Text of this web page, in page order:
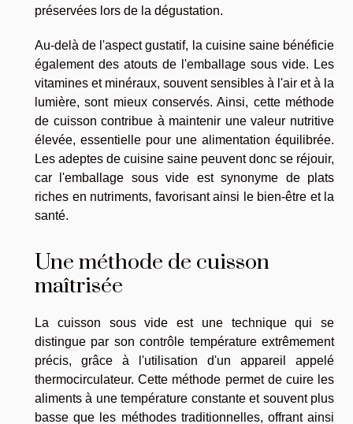
préservées lors de la dégustation.
Au-delà de l'aspect gustatif, la cuisine saine bénéficie
également des atouts de l'emballage sous vide. Les
vitamines et minéraux, souvent sensibles à l'air et à la
lumière, sont mieux conservés. Ainsi, cette méthode
de cuisson contribue à maintenir une valeur nutritive
élevée, essentielle pour une alimentation équilibrée.
Les adeptes de cuisine saine peuvent donc se réjouir,
car l'emballage sous vide est synonyme de plats
riches en nutriments, favorisant ainsi le bien-être et la
santé.
Une méthode de cuisson
maîtrisée
La cuisson sous vide est une technique qui se
distingue par son contrôle température extrêmement
précis, grâce à l'utilisation d'un appareil appelé
thermocirculateur. Cette méthode permet de cuire les
aliments à une température constante et souvent plus
basse que les méthodes traditionnelles, offrant ainsi